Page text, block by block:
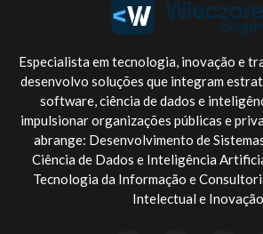
Especialista em tecnologia, inovação e
desenvolvo soluções que integram
software, ciência de dados e
impulsionar organizações públicas e
abrange: Desenvolvimento de
Ciência de Dados e Inteligência
Tecnologia da Informação e
Intelectual e Inovação.